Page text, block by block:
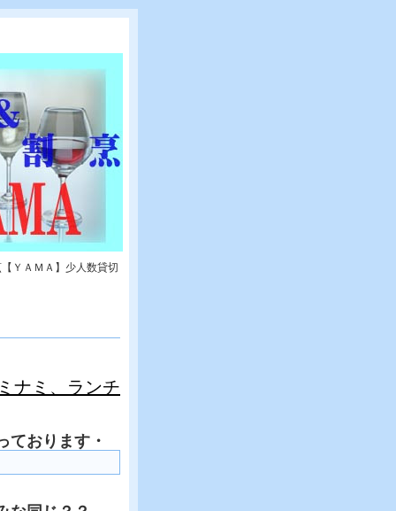
ＹＡＭＡ】少人数貸切
ナミ、ランチ
ております・